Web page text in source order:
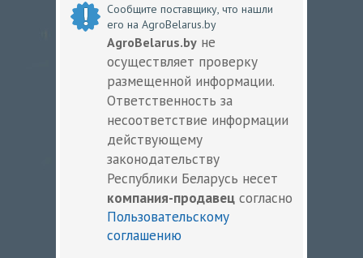
Сообщите поставщику, что нашли
его на AgroBelarus.by
AgroBelarus.by не
осуществляет проверку
размещенной информации.
Ответственность за
несоответствие информации
действующему
законодательству
Республики Беларусь несет
компания-продавец согласно
Пользовательскому
соглашению